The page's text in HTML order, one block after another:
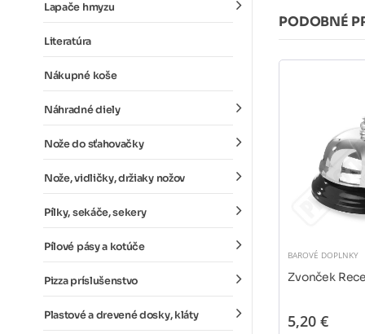
Lapače hmyzu
Literatúra
Nákupné koše
Náhradné diely
Nože do sťahovačky
Nože, vidličky, držiaky nožov
Pílky, sekáče, sekery
Pílové pásy a kotúče
Pizza príslušenstvo
Plastové a drevené dosky, kláty
PODOBNÉ
BAROVÉ DOPLNKY
Zvonček
5,20 €